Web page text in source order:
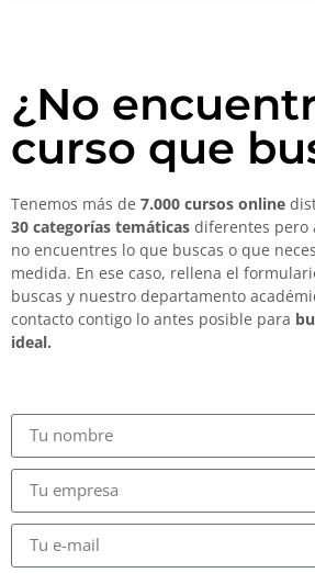
¿No
curso que
Tenemos más de 7.000 cursos online
30 categorías temáticas diferentes pero
no encuentres lo que buscas o que
medida. En ese caso, rellena el
buscas y nuestro departamento
contacto contigo lo antes posible para
ideal.